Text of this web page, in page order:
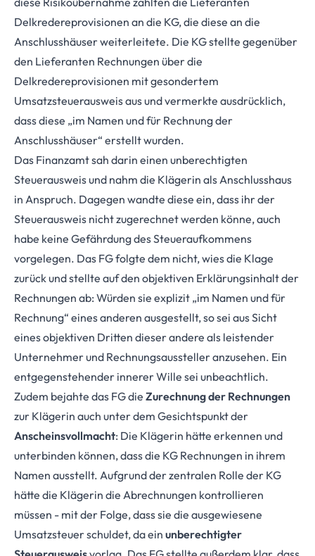
Delkredereprovisionen an die KG, die diese an die
Anschlusshäuser weiterleitete. Die KG stellte gegenüber
den Lieferanten Rechnungen über die
Delkredereprovisionen mit gesondertem
Umsatzsteuerausweis aus und vermerkte ausdrücklich,
dass diese „im Namen und für Rechnung der
Anschlusshäuser“ erstellt wurden.
Das Finanzamt sah darin einen unberechtigten
Steuerausweis und nahm die Klägerin als Anschlusshaus
in Anspruch. Dagegen wandte diese ein, dass ihr der
Steuerausweis nicht zugerechnet werden könne, auch
habe keine Gefährdung des Steueraufkommens
vorgelegen. Das FG folgte dem nicht, wies die Klage
zurück und stellte auf den objektiven Erklärungsinhalt der
Rechnungen ab: Würden sie explizit „im Namen und für
Rechnung“ eines anderen ausgestellt, so sei aus Sicht
eines objektiven Dritten dieser andere als leistender
Unternehmer und Rechnungsaussteller anzusehen. Ein
entgegenstehender innerer Wille sei unbeachtlich.
Zudem bejahte das FG die Zurechnung der Rechnungen
zur Klägerin auch unter dem Gesichtspunkt der
Anscheinsvollmacht: Die Klägerin hätte erkennen und
unterbinden können, dass die KG Rechnungen in ihrem
Namen ausstellt. Aufgrund der zentralen Rolle der KG
hätte die Klägerin die Abrechnungen kontrollieren
müssen - mit der Folge, dass sie die ausgewiesene
Umsatzsteuer schuldet, da ein unberechtigter